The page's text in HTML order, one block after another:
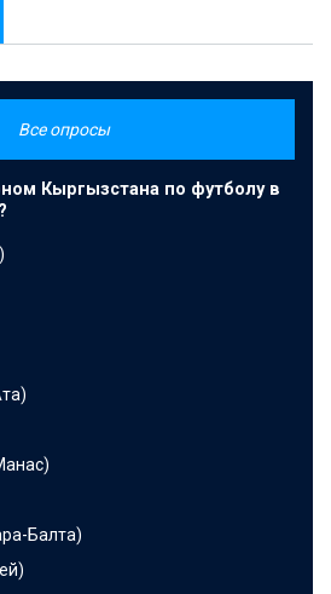
Все опросы
Кыргызстана по футболу в
Балта)